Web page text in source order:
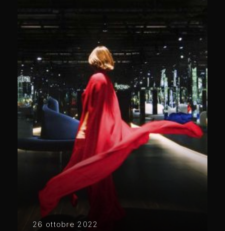
26 ottobre 2022